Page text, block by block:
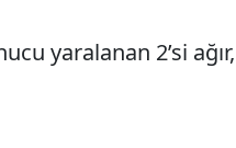
yaralanan 2’si